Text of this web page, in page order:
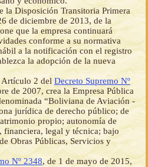
la Disposición Transitoria Primera
de diciembre de 2013, de la
que la empresa continuará
conforme a su normativa
a la notificación con el registro
la adopción de la nueva
Artículo 2 del Decreto Supremo Nº
de 2007, crea la Empresa Pública
“Boliviana de Aviación -
jurídica de derecho público; de
propio; autonomía de
financiera, legal y técnica; bajo
Obras Públicas, Servicios y
Nº 2348, de 1 de mayo de 2015,